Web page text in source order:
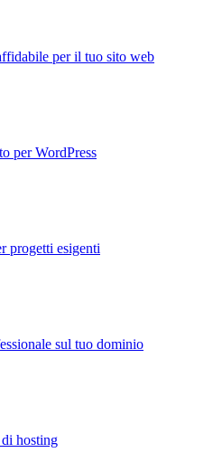
per il tuo sito web
per WordPress
progetti esigenti
sul tuo dominio
hosting